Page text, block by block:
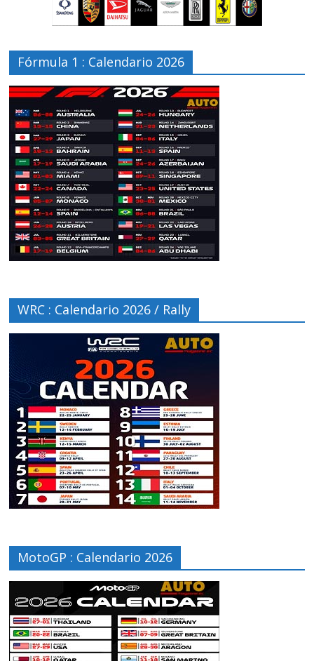
Fórmula 1 : Calendario 2026
WRC : Calendario 2026 / Rally
MotoGP : Calendario 2026